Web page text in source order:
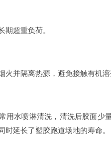
超重负荷。
并隔离热源，避免接触有机溶
水喷淋清洗，清洗后胶面少量
时延长了塑胶跑道场地的寿命。